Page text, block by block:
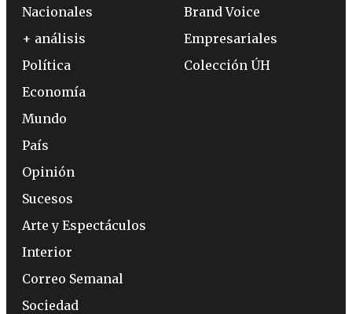
Nacionales
+ análisis
Política
Economía
Mundo
País
Opinión
Sucesos
Arte y Espectáculos
Interior
Correo Semanal
Sociedad
Brand Voice
Empresariales
Colección ÚH